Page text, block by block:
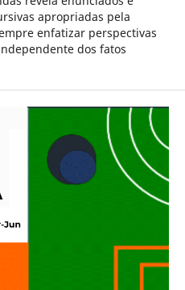
apropriadas pela
enfatizar perspectivas
dos fatos